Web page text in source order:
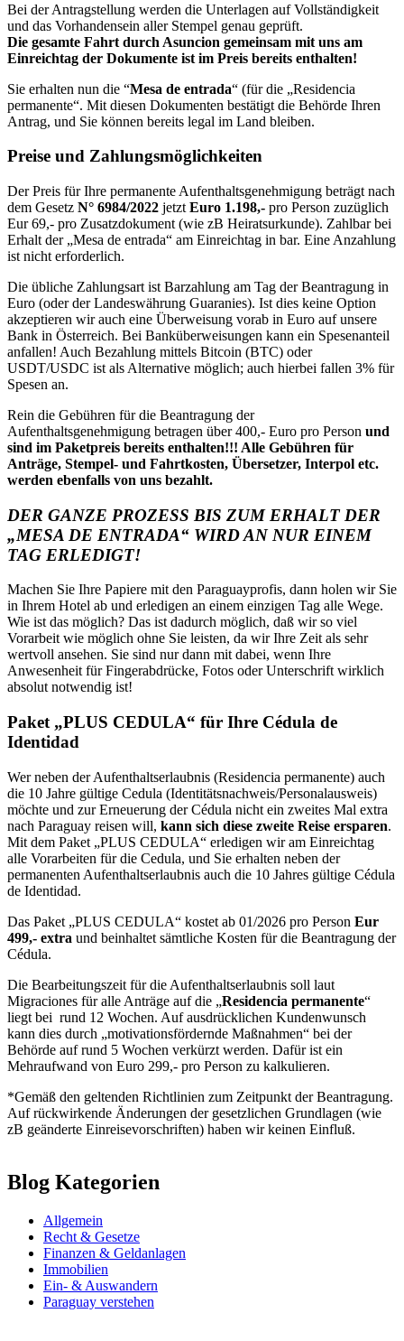
Bei der Antragstellung werden die Unterlagen auf Vollständigkeit
und das Vorhandensein aller Stempel genau geprüft.
Die gesamte Fahrt durch Asuncion gemeinsam mit uns am
Einreichtag der Dokumente ist im Preis bereits enthalten!
Sie erhalten nun die “Mesa de entrada“ (für die „Residencia
permanente“. Mit diesen Dokumenten bestätigt die Behörde Ihren
Antrag, und Sie können bereits legal im Land bleiben.
Preise und Zahlungsmöglichkeiten
Der Preis für Ihre permanente Aufenthaltsgenehmigung beträgt nach
dem Gesetz N° 6984/2022 jetzt Euro 1.198,- pro Person zuzüglich
Eur 69,- pro Zusatzdokument (wie zB Heiratsurkunde). Zahlbar bei
Erhalt der „Mesa de entrada“ am Einreichtag in bar. Eine Anzahlung
ist nicht erforderlich.
Die übliche Zahlungsart ist Barzahlung am Tag der Beantragung in
Euro (oder der Landeswährung Guaranies). Ist dies keine Option
akzeptieren wir auch eine Überweisung vorab in Euro auf unsere
Bank in Österreich. Bei Banküberweisungen kann ein Spesenanteil
anfallen! Auch Bezahlung mittels Bitcoin (BTC) oder
USDT/USDC ist als Alternative möglich; auch hierbei fallen 3% für
Spesen an.
Rein die Gebühren für die Beantragung der
Aufenthaltsgenehmigung betragen über 400,- Euro pro Person und
sind im Paketpreis bereits enthalten!!! Alle Gebühren für
Anträge, Stempel- und Fahrtkosten, Übersetzer, Interpol etc.
werden ebenfalls von uns bezahlt.
DER GANZE PROZESS BIS ZUM ERHALT DER
„MESA DE ENTRADA“ WIRD AN NUR EINEM
TAG ERLEDIGT!
Machen Sie Ihre Papiere mit den Paraguayprofis, dann holen wir Sie
in Ihrem Hotel ab und erledigen an einem einzigen Tag alle Wege.
Wie ist das möglich? Das ist dadurch möglich, daß wir so viel
Vorarbeit wie möglich ohne Sie leisten, da wir Ihre Zeit als sehr
wertvoll ansehen. Sie sind nur dann mit dabei, wenn Ihre
Anwesenheit für Fingerabdrücke, Fotos oder Unterschrift wirklich
absolut notwendig ist!
Paket „PLUS CEDULA“ für Ihre Cédula de
Identidad
Wer neben der Aufenthaltserlaubnis (Residencia permanente) auch
die 10 Jahre gültige Cedula (Identitätsnachweis/Personalausweis)
möchte und zur Erneuerung der Cédula nicht ein zweites Mal extra
nach Paraguay reisen will, kann sich diese zweite Reise ersparen.
Mit dem Paket „PLUS CEDULA“ erledigen wir am Einreichtag
alle Vorarbeiten für die Cedula, und Sie erhalten neben der
permanenten Aufenthaltserlaubnis auch die 10 Jahres gültige Cédula
de Identidad.
Das Paket „PLUS CEDULA“ kostet ab 01/2026 pro Person Eur
499,- extra und beinhaltet sämtliche Kosten für die Beantragung der
Cédula.
Die Bearbeitungszeit für die Aufenthaltserlaubnis soll laut
Migraciones für alle Anträge auf die „Residencia permanente“
liegt bei rund 12 Wochen. Auf ausdrücklichen Kundenwunsch
kann dies durch „motivationsfördernde Maßnahmen“ bei der
Behörde auf rund 5 Wochen verkürzt werden. Dafür ist ein
Mehraufwand von Euro 299,- pro Person zu kalkulieren.
*Gemäß den geltenden Richtlinien zum Zeitpunkt der Beantragung.
Auf rückwirkende Änderungen der gesetzlichen Grundlagen (wie
zB geänderte Einreisevorschriften) haben wir keinen Einfluß.
Blog Kategorien
Allgemein
Recht & Gesetze
Finanzen & Geldanlagen
Immobilien
Ein- & Auswandern
Paraguay verstehen